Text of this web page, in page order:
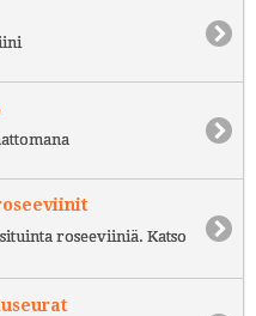
roseeviiniä. Katso